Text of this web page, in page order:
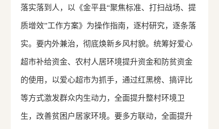
落实落到人，以《金平县“聚焦标准、打扫战场、提
质增效”工作方案》为操作指南，逐村研究，逐条落
实。要内外兼治，彻底焕新乡风村貌。统筹好爱心
超市补给资金、农村人居环境提升资金和防贫资金
的使用，以爱心超市为抓手，通过红黑榜、搞评比
等方式激发群众内生动力，全面提升整村环境卫
生，改善贫困户居家环境。要多方联动，全面提升